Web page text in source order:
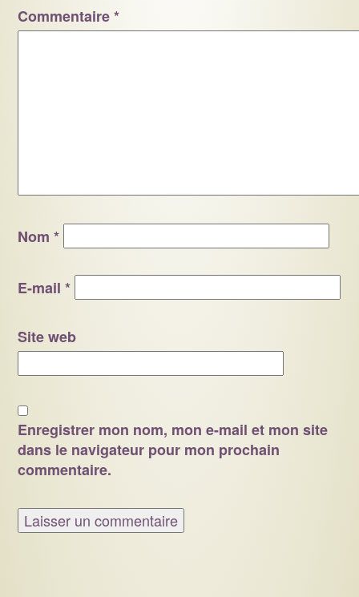
Commentaire*
Nom*
E-mail*
Site web
Enregistrer mon nom, mon e-mail et mon site
dans le navigateur pour mon prochain
commentaire.